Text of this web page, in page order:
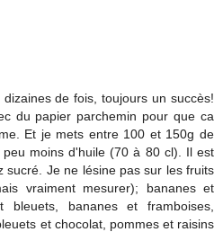
de fois, toujours un succès!
du papier parchemin pour que ca
Et je mets entre 100 et 150g de
moins d'huile (70 à 80 cl). Il est
sucré. Je ne lésine pas sur les fruits
vraiment mesurer); bananes et
bleuets, bananes et framboises,
et chocolat, pommes et raisins